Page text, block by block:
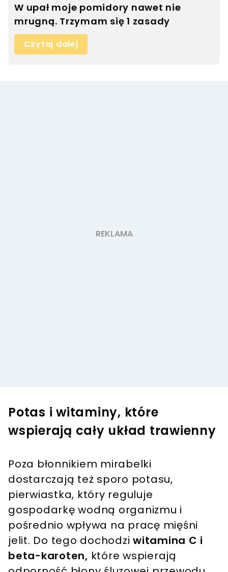
W upał moje pomidory nawet nie
mrugną. Trzymam się 1 zasady
Czytaj dalej
Potas i witaminy, które
wspierają cały układ trawienny
Poza błonnikiem mirabelki
dostarczają też sporo potasu,
pierwiastka, który reguluje
gospodarkę wodną organizmu i
pośrednio wpływa na pracę mięśni
jelit. Do tego dochodzi witamina C i
beta-karoten, które wspierają